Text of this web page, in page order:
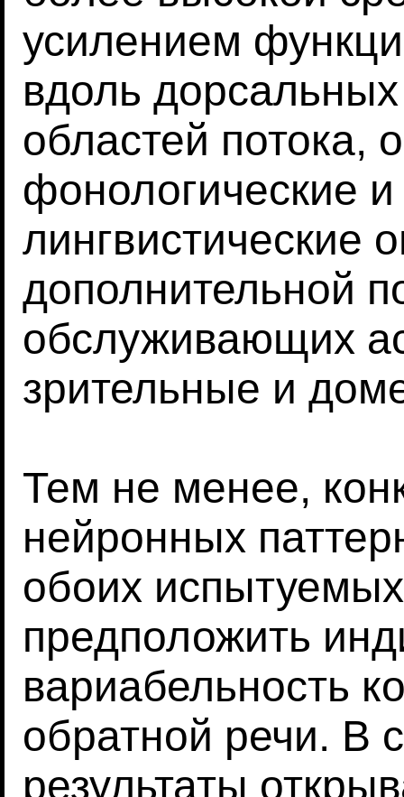
усилением
вдоль
областей потока,
фонологические и
лингвистические
дополнительной
обслуживающих
зрительные и
Тем не менее,
нейронных
обоих
предположить
вариабельность
обратной речи. В
результаты